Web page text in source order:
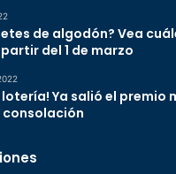
de algodón? Vea
del 1 de marzo
lotería! Ya salió el premio